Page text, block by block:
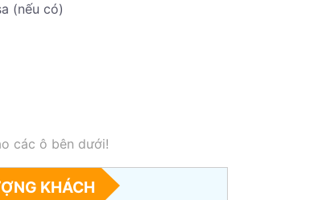
(nếu có)
các ô bên dưới!
KHÁCH